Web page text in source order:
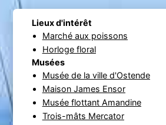
Lieux d'intérêt
Marché aux poissons
Horloge floral
Musées
Musée de la ville d'Ostende
Maison James Ensor
Musée flottant Amandine
Trois-mâts Mercator